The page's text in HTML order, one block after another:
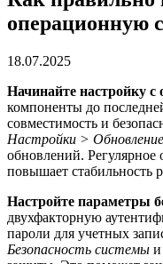
операционную
18.07.2025
Начинайте настройку с
компоненты до
совместимость и
Настройки >
обновлений. Регулярное
повышает стабильность
Настройте параметры
двухфакторную
пароли для учетных
Безопасность системы и